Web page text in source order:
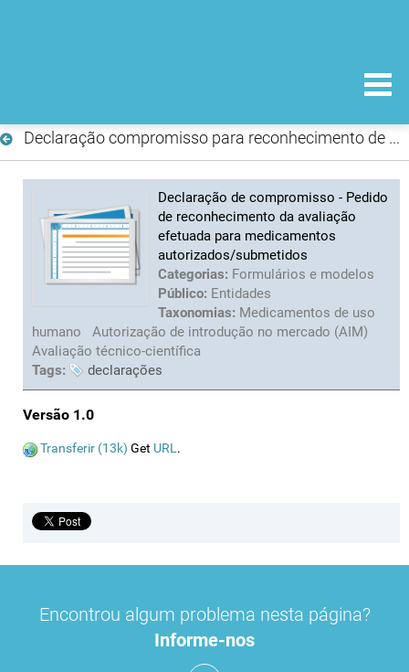
Declaração compromisso para reconhecimento de avaliação (AIM)
Declaração de compromisso - Pedido
de reconhecimento da avaliação
efetuada para medicamentos
autorizados/submetidos
Categorias: Formulários e modelos
Público: Entidades
Taxonomias: Medicamentos de uso
humano
Autorização de introdução no mercado (AIM)
Avaliação técnico-científica
Tags:
declarações
Versão 1.0
Transferir (13k) Get URL.
Encontrou algum problema nesta página?
Informe-nos